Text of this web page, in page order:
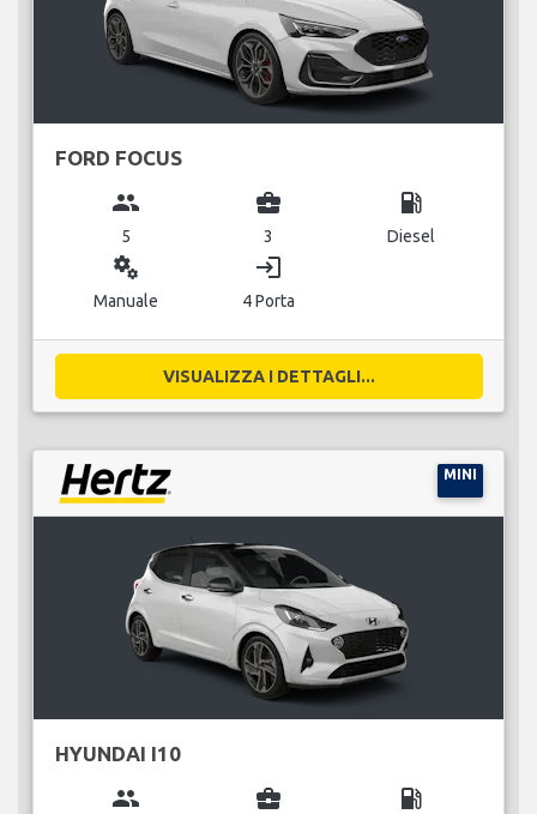
FORD FOCUS
group
5
business_center
3
local_gas_station
Diesel
miscellaneous_services
Manuale
login
4 Porta
VISUALIZZA I DETTAGLI...
MINI
HYUNDAI I10
group business_center local_gas_station